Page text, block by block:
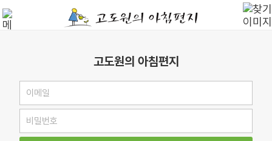
고도원의 아침편지